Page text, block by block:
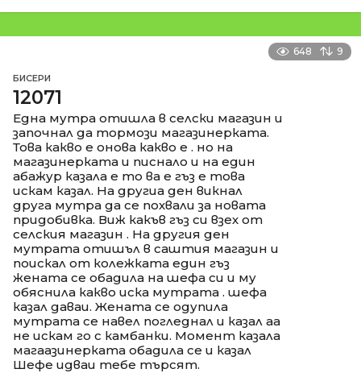
648 9
БИСЕРИ
12071
Една мутра отишла в селски магазин и
започнал да тормози магазинерката.
Това какво е онова какво е . но на
магазинерката и писнало и на един
абажур казала е то ва е гъз е това
искам казал. На другиа ден викнал
друга мутра да се похвали за новата
придобивка. Виж какъв гъз си взех от
селския магазин . На другия ден
мутрата отишъл в саштия магазин и
поискал от колежката един гъз
жената се обадила на шефа си и му
обяснила какво иска мутрата . шефа
казал даваи. Жената се одупила
мутрата се навел погледнал и казал аа
не искам го с камбанки. Момент казала
магаазинерката обадила се и казал
Шефе идваи тебе търсят.